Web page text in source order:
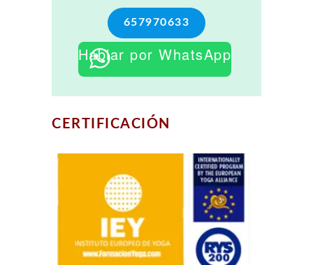
657970633
Hablar por WhatsApp
CERTIFICACIÓN